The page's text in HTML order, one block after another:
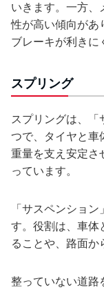
いきます。一方、
性が高い傾向があ
ブレーキが利きに
スプリング
スプリングは、「
つで、タイヤと車
重量を支え安定さ
っています。
「サスペンショ
す。役割は、車体
ることや、路面か
整っていない道路